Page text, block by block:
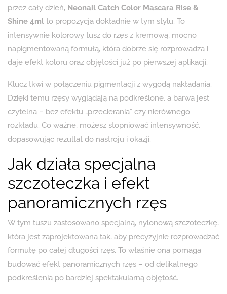
przez cały dzień, Neonail Catch Color Mascara Rise &
Shine 4ml to propozycja dokładnie w tym stylu. To
intensywnie kolorowy tusz do rzęs z kremową, mocno
napigmentowaną formułą, która dobrze się rozprowadza i
daje efekt koloru oraz objętości już po pierwszej aplikacji.
Klucz tkwi w połączeniu pigmentacji z wygodą nakładania.
Dzięki temu rzęsy wyglądają na podkreślone, a barwa jest
czytelna – bez efektu „przecierania” czy nierównego
rozkładu. Co ważne, możesz stopniować intensywność,
dopasowując rezultat do nastroju i okazji.
Jak działa specjalna
szczoteczka i efekt
panoramicznych rzęs
W tym tuszu zastosowano specjalną, nylonową szczoteczkę,
która jest zaprojektowana tak, aby precyzyjnie rozprowadzać
formułę po całej długości rzęs. To właśnie ona pomaga
budować efekt panoramicznych rzęs – od delikatnego
podkreślenia po bardziej spektakularną objętość.